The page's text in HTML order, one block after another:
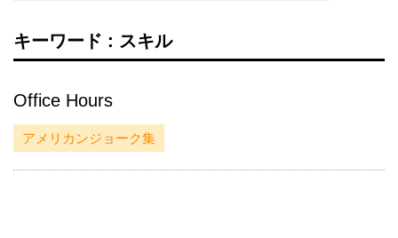
キーワード : スキル
Office Hours
アメリカンジョーク集